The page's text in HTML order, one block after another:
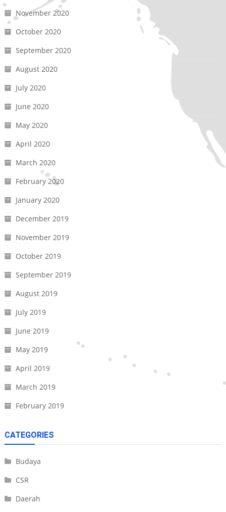
November 2020
October 2020
September 2020
August 2020
July 2020
June 2020
May 2020
April 2020
March 2020
February 2020
January 2020
December 2019
November 2019
October 2019
September 2019
August 2019
July 2019
June 2019
May 2019
April 2019
March 2019
February 2019
CATEGORIES
Budaya
CSR
Daerah